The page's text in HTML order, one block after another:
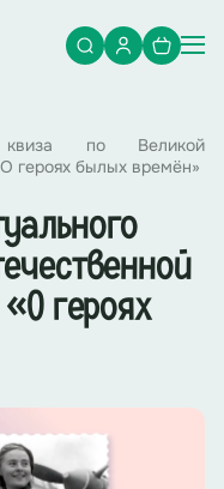
квиза по Великой
героях былых времён»
героях